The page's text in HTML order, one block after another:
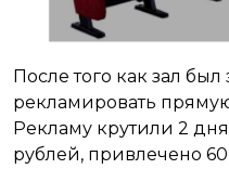
После того как зал был
рекламировать
Рекламу крутили 2
рублей, привлечено